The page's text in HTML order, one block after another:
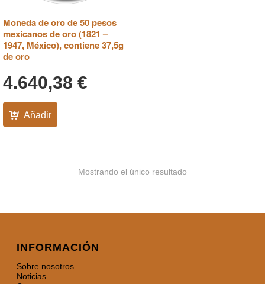
Moneda de oro de 50 pesos
mexicanos de oro (1821 –
1947, México), contiene 37,5g
de oro
4.640,38 €
Añadir
Mostrando el único resultado
INFORMACIÓN
Sobre nosotros
Noticias